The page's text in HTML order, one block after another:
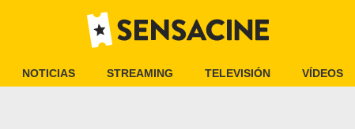
NOTICIAS STREAMING TELEVISIÓN VÍDEOS